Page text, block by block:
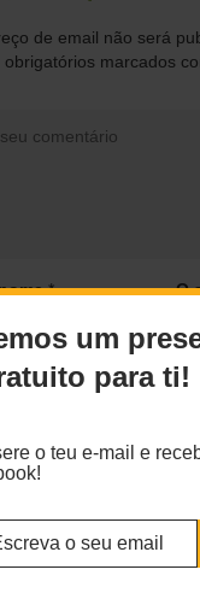
de email não será
obrigatórios marcados
* O
nome, email e site
um
para ti!
o teu e-mail e